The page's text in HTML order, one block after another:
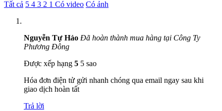
Tất cả 5 4 3 2 1 Có video Có ảnh
Nguyễn Tự Hảo Đã hoàn thành mua hàng tại Công Ty
Phương Đông
Được xếp hạng 5 5 sao
Hóa đơn điện tử gửi nhanh chóng qua email ngay sau khi
giao dịch hoàn tất
Trả lời